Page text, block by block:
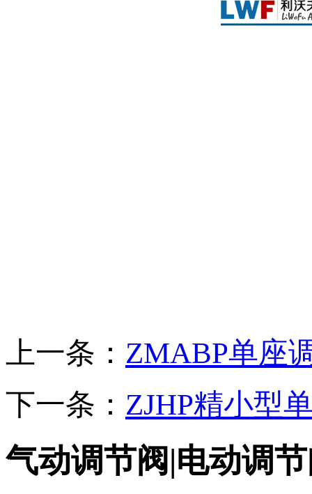
上一条： ZMABP单座
下一条： ZJHP精小型
气动调节阀|电动调